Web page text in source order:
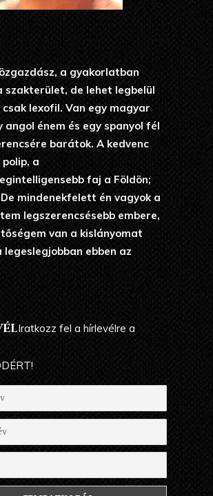
a gyakorlatban
szakterület, de lehet legbelül
csak lexofil. Van egy magyar
angol énem és egy spanyol fél
barátok. A kedvenc
a
faj a Földön;
mindenekfelett én vagyok a
legszerencsésebb embere,
van a kislányomat
legeslegjobban ebben az
Iratkozz fel a hírlevélre a